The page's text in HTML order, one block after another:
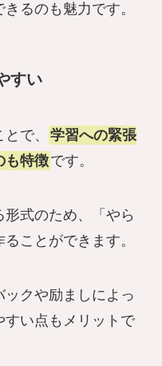
るのも魅力です。
すい
で、
学習への緊張
も特徴です。
式のため、「やら
ことができます。
ックや励ましによっ
すい点もメリットで